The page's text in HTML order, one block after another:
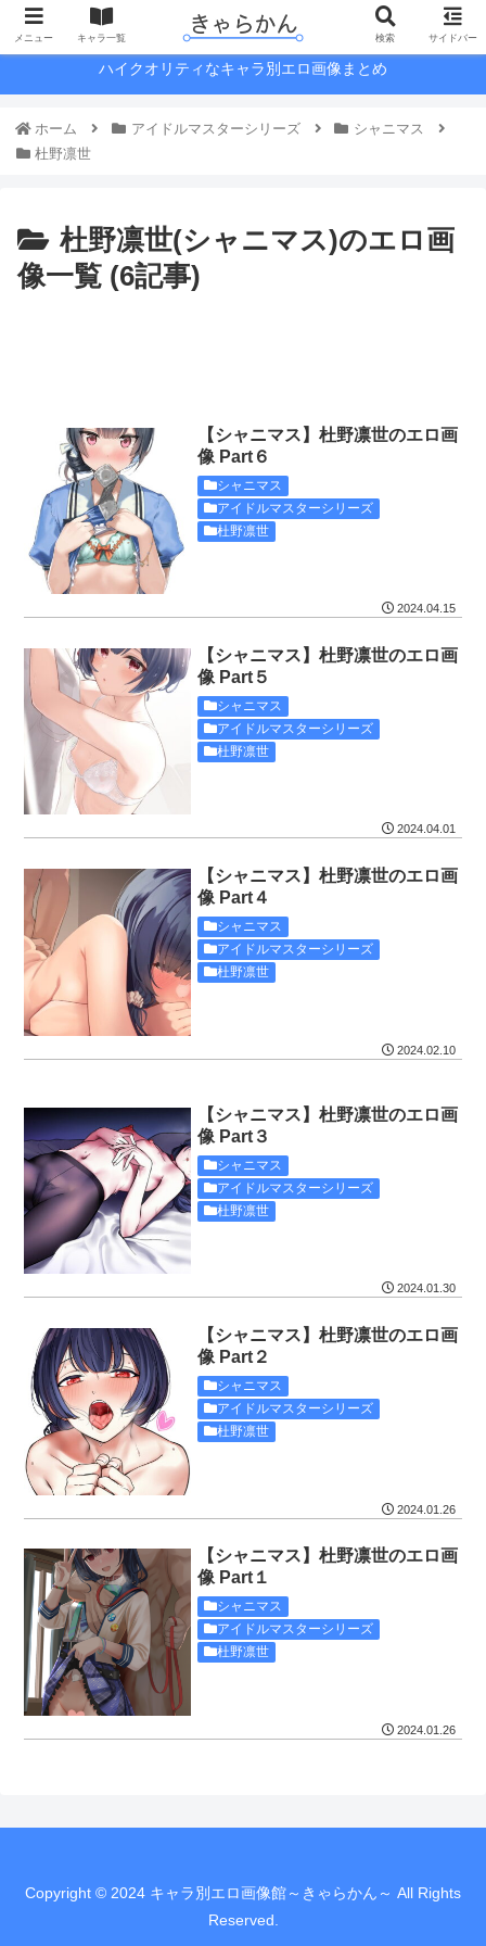
ハイクオリティなキャラ別エロ画像まとめ
ホーム アイドルマスターシリーズ
シャニマス
杜野凛世
杜野凛世(シャニマス)のエロ画
像一覧 (6記事)
【シャニマス】杜野凛世のエロ画
像 Part６
シャニマス
アイドルマスターシリーズ
杜野凛世
2024.04.15
【シャニマス】杜野凛世のエロ画
像 Part５
シャニマス
アイドルマスターシリーズ
杜野凛世
2024.04.01
【シャニマス】杜野凛世のエロ画
像 Part４
シャニマス
アイドルマスターシリーズ
杜野凛世
2024.02.10
【シャニマス】杜野凛世のエロ画
像 Part３
シャニマス
アイドルマスターシリーズ
杜野凛世
2024.01.30
【シャニマス】杜野凛世のエロ画
像 Part２
シャニマス
アイドルマスターシリーズ
杜野凛世
2024.01.26
【シャニマス】杜野凛世のエロ画
像 Part１
シャニマス
アイドルマスターシリーズ
杜野凛世
2024.01.26
Copyright © 2024 キャラ別エロ画像館～きゃらかん～ All Rights
Reserved.
メニュー キャラ一覧 検索 サイドバー